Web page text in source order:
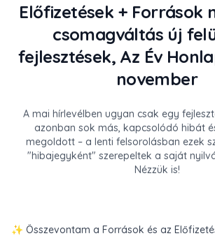
Előfizetések + Források
csomagváltás új
fejlesztések, Az Év
november
A mai hírlevélben ugyan csak egy
azonban sok más, kapcsolódó hibát
megoldott – a lenti felsorolásban ezek
"hibajegyként" szerepeltek a saját
Nézzük is!
✨ Összevontam a Források és az